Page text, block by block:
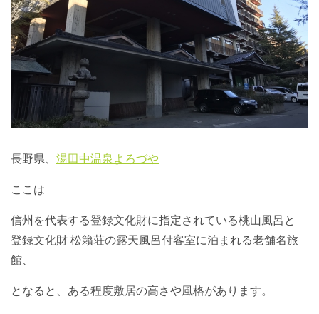
長野県、 湯田中温泉よろづや
ここは
信州を代表する登録文化財に指定されている桃山風呂と
登録文化財 松籟荘の露天風呂付客室に泊まれる老舗名旅
館、
となると、ある程度敷居の高さや風格があります。